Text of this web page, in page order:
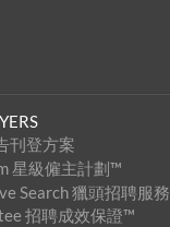
刊登方案
星級僱主計劃™
Search 獵頭招聘服務
招聘成效保證™